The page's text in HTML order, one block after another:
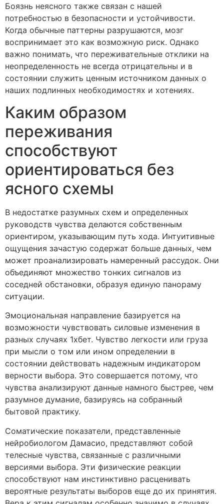
Боязнь неясного также связан с нашей
потребностью в безопасности и устойчивости.
Когда обычные паттерны разрушаются, мозг
воспринимает это как возможную риск. Однако
важно понимать, что переживательные отклики на
неопределенность не всегда отрицательны и в
состоянии служить ценным источником данных о
наших подлинных необходимостях и хотениях.
Каким образом
переживания
способствуют
ориентироваться без
ясного схемы
В недостатке разумных схем и определенных
руководств чувства делаются собственным
ориентиром, указывающим путь хода. Интуитивные
ощущения зачастую содержат больше данных, чем
может проанализировать намеренный рассудок. Они
объединяют множество тонких сигналов из
соседней обстановки, образуя единую панораму
ситуации.
Эмоциональная направление базируется на
возможности чувствовать силовые изменения в
разных случаях 1хбет. Чувство легкости или груза
при мысли о том или ином определении в
состоянии действовать надежным индикатором
верности выбора. Это совершается потому, что
чувства анализируют данные намного быстрее, чем
разумное думание, базируясь на собранный
бытовой практику.
Соматические показатели, представленные
нейробиологом Дамасио, представляют собой
телесные чувства, связанные с различными
версиями выбора. Эти физические реакции
способствуют нам инстинктивно расценивать
вероятные результаты выборов еще до их принятия.